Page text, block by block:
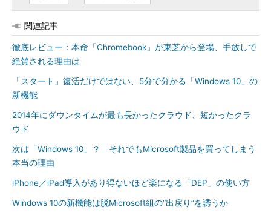
関連記事
徹底レビュー：本命「Chromebook」が東芝から登場、手放しで
絶賛される理由は
「スタート」復活だけではない、5分で分かる「Windows 10」の
新機能
2014年にダウンタイムが最も長かったクラウド、短かったクラ
ウド
次は「Windows 10」？ それでもMicrosoft製品を買ってしまう
本当の理由
iPhone／iPad導入があり得ないほど楽になる「DEP」の使い方
Windows 10の新機能は脱Microsoft組の“出戻り”を誘うか